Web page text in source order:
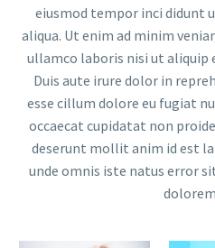
eiusmod tempor inci didunt
aliqua. Ut enim ad minim
ullamco laboris nisi ut aliquip
Duis aute irure dolor in
esse cillum dolore eu fugiat
occaecat cupidatat non
deserunt mollit anim id est
unde omnis iste natus error